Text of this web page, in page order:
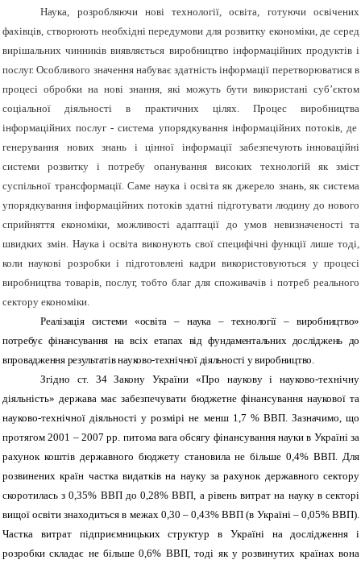
Наука, розробляючи нові технології, освіта, готуючи освічених
фахівців, створюють необхідні передумови для розвитку економіки, де серед
вирішальних чинників виявляється виробництво інформаційних продуктів і
послуг.Особливого значення набуває здатність інформації перетворюватися в
процесі обробки на нові знання, які можуть бути використані суб’єктом
соціальної діяльності в практичних цілях. Процес виробництва
інформаційних послуг - система упорядкування інформаційних потоків, де
генерування нових знань і цінної інформації забезпечують інноваційні
системи розвитку і потребу опанування високих технологій як зміст
суспільної трансформації. Саме наука і освіта як джерело знань, як система
упорядкування інформаційних потоків здатні підготувати людину до нового
сприйняття економіки, можливості адаптації до умов невизначеності та
швидких змін. Наука і освіта виконують свої специфічні функції лише тоді,
коли наукові розробки і підготовлені кадри використовуються у процесі
виробництва товарів, послуг, тобто благ для споживачів і потреб реального
сектору економіки.
Реалізація системи «освіта – наука – технології – виробництво»
потребує фінансування на всіх етапах від фундаментальних досліджень до
впровадження результатів науково-технічної діяльності у виробництво.
Згідно ст. 34 Закону України «Про наукову і науково-технічну
діяльність» держава має забезпечувати бюджетне фінансування наукової та
науково-технічної діяльності у розмірі не менш 1,7 % ВВП. Зазначимо, що
протягом 2001 – 2007 рр. питома вага обсягу фінансування науки в Україні за
рахунок коштів державного бюджету становила не більше 0,4% ВВП. Для
розвинених країн частка видатків на науку за рахунок державного сектору
скоротилась з 0,35% ВВП до 0,28% ВВП, а рівень витрат на науку в секторі
вищої освіти знаходиться в межах 0,30 – 0,43% ВВП (в Україні – 0,05% ВВП).
Частка витрат підприємницьких структур в Україні на дослідження і
розробки складає не більше 0,6% ВВП, тоді як у розвинутих країнах вона